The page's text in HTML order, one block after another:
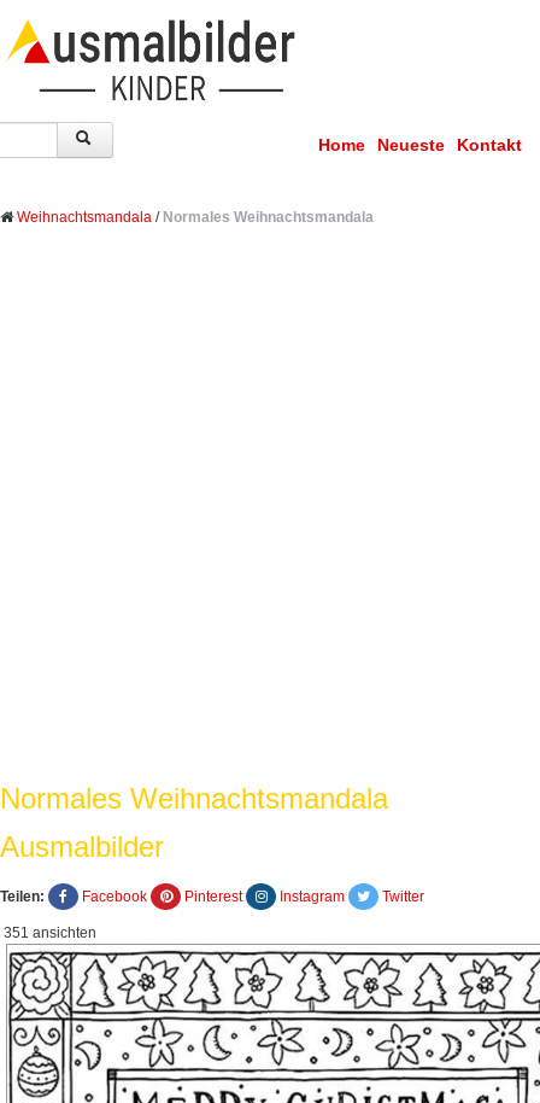
Home Neueste Kontakt
Weihnachtsmandala / Normales Weihnachtsmandala
Normales Weihnachtsmandala
Ausmalbilder
Teilen: Facebook Pinterest Instagram Twitter
351 ansichten